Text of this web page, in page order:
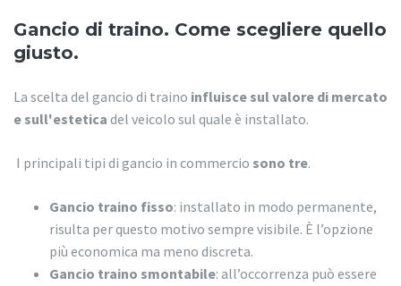
Gancio di traino. Come scegliere quello
giusto.
La scelta del gancio di traino influisce sul valore di mercato
e sull'estetica del veicolo sul quale è installato.
I principali tipi di gancio in commercio sono tre.
Gancio traino fisso: installato in modo permanente,
risulta per questo motivo sempre visibile. È l’opzione
più economica ma meno discreta.
Gancio traino smontabile: all’occorrenza può essere